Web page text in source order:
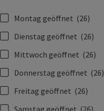
Montag geöffnet (26)
Dienstag geöffnet (26)
Mittwoch geöffnet (26)
Donnerstag geöffnet (26)
Freitag geöffnet (26)
Samstag geöffnet (26)